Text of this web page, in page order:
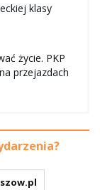
klasy
życie. PKP
przejazdach